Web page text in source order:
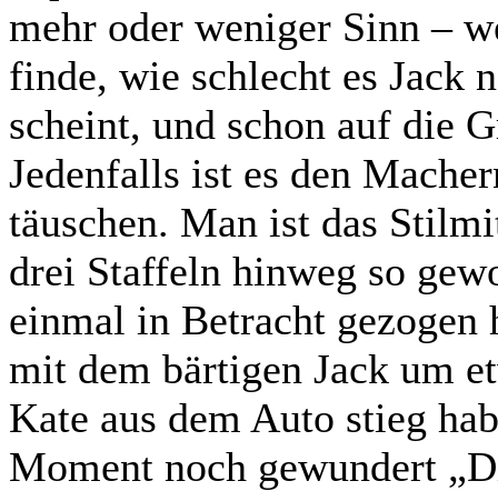
mehr oder weniger Sinn –
finde, wie schlecht es Jack
scheint, und schon auf die
Jedenfalls ist es den
täuschen. Man ist das
drei Staffeln hinweg so
einmal in Betracht gezogen
mit dem bärtigen Jack um
Kate aus dem Auto stieg
Moment noch gewundert